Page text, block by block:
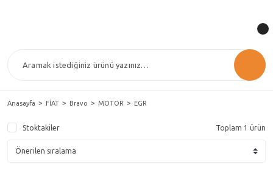
Anasayfa FİAT Bravo MOTOR EGR
Stoktakiler Toplam 1 ürün